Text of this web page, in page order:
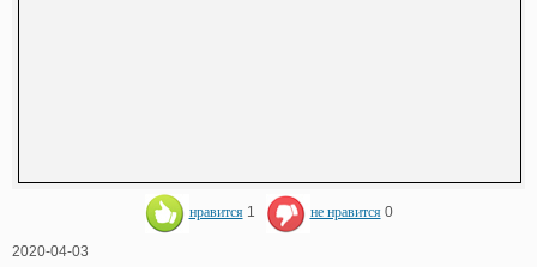
нравится 1 не нравится 0
2020-04-03